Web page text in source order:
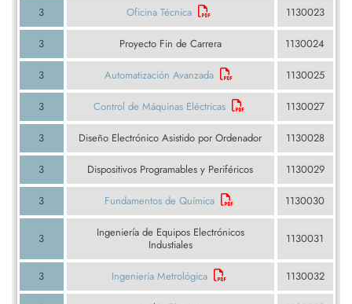
3 Oficina Técnica 1130023
3 Proyecto Fin de Carrera 1130024
3 Automatización Avanzada 1130025
3 Control de Máquinas Eléctricas 1130027
3 Diseño Electrónico Asistido por Ordenador 1130028
3 Dispositivos Programables y Periféricos 1130029
3 Fundamentos de Química 1130030
3
Ingeniería de Equipos Electrónicos
Industiales
1130031
3 Ingeniería Metrológica 1130032